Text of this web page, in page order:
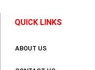
QUICK LINKS
ABOUT US